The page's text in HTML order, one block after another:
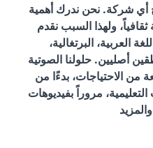
أي شركة. نحن ندرك أهمية
ولهذا السبب نقدم
العربية، البرتغالية،
أصليين. حلولنا الصوتية
من الاحتياجات، بدءًا من
التعليمية، مروراً بفيديوهات